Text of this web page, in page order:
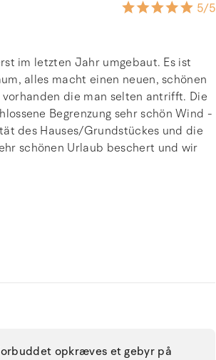
5/5
im letzten Jahr umgebaut. Es ist
alles macht einen neuen, schönen
die man selten antrifft. Die
Begrenzung sehr schön Wind -
des Hauses/Grundstückes und die
schönen Urlaub beschert und wir
opkræves et gebyr på